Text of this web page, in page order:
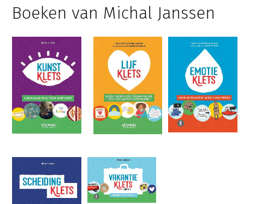
Boeken van Michal Janssen